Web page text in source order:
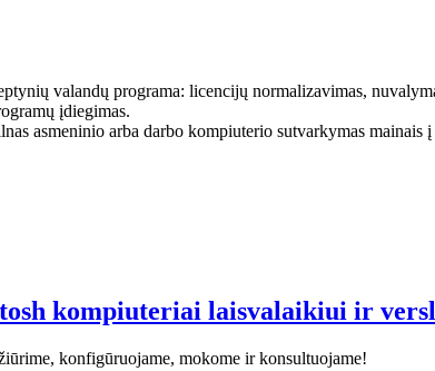
valandų programa: licencijų normalizavimas,
įdiegimas.
asmeninio arba darbo kompiuterio sutvarkymas mainais
kompiuteriai laisvalaikiui ir
konfigūruojame, mokome ir konsultuojame!